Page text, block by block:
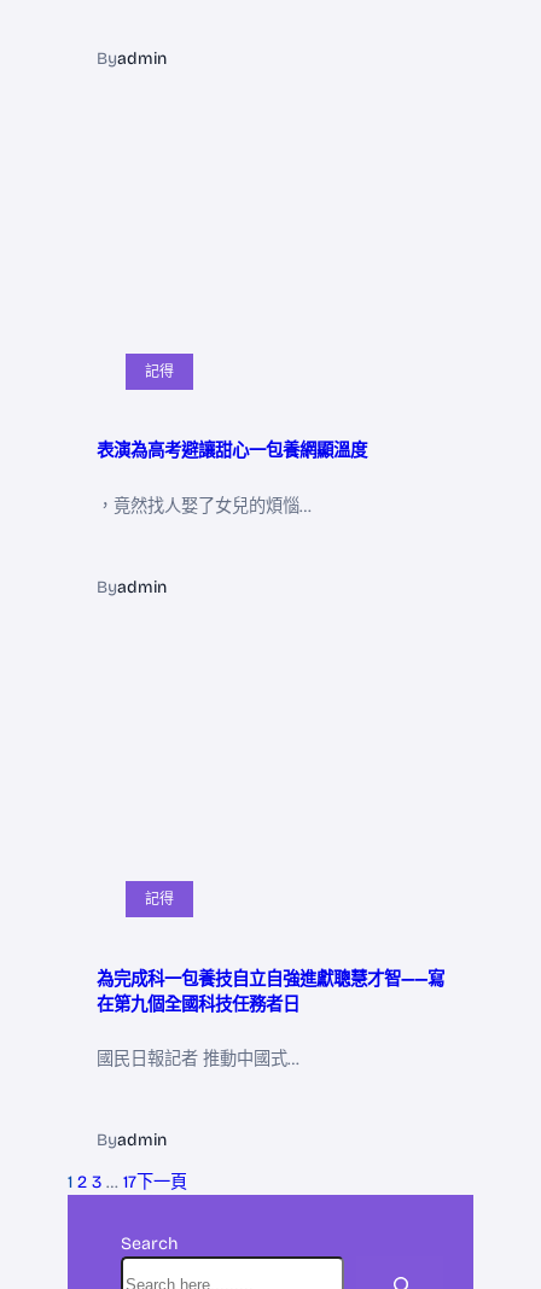
Byadmin
記得
表演為高考避讓甜心一包養網顯溫度
，竟然找人娶了女兒的煩惱…
Byadmin
記得
為完成科一包養技自立自強進獻聰慧才智——寫
在第九個全國科技任務者日
國民日報記者 推動中國式…
Byadmin
1 2 3 … 17 下一頁
Search